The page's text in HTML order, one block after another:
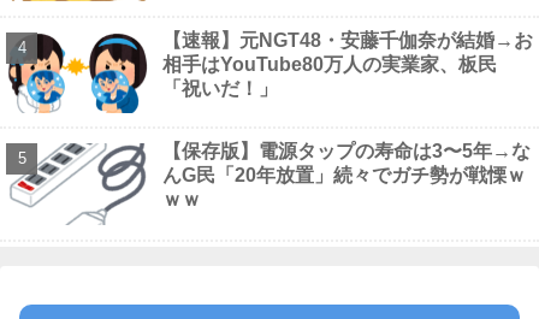
【速報】元NGT48・安藤千伽奈が結婚→お
相手はYouTube80万人の実業家、板民
「祝いだ！」
【保存版】電源タップの寿命は3〜5年→な
んG民「20年放置」続々でガチ勢が戦慄ｗ
ｗｗ